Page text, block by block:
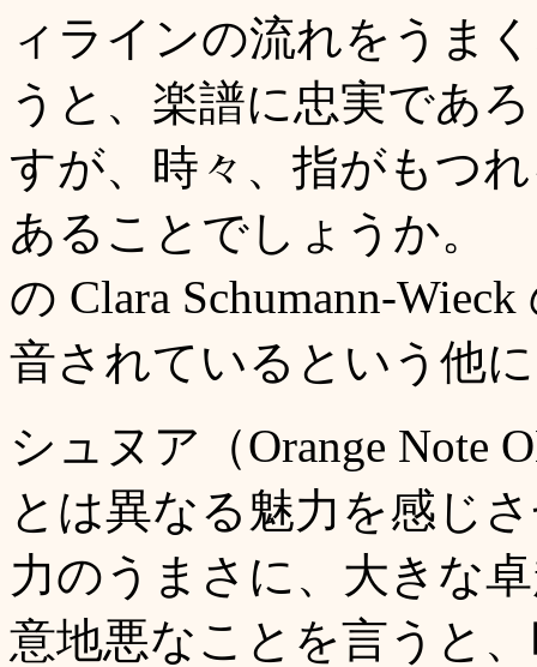
ィラインの流れをうま
うと、楽譜に忠実であ
すが、時々、指がもつ
あることでしょうか。
の Clara Schumann-Wieck
音されているという他
シュヌア（Orange Note
とは異なる魅力を感じ
力のうまさに、大きな
意地悪なことを言うと